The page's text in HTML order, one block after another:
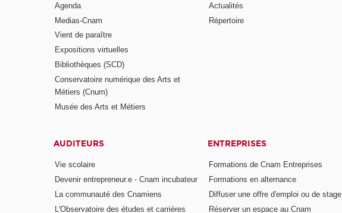
Agenda
Medias-Cnam
Vient de paraître
Expositions virtuelles
Bibliothèques (SCD)
Conservatoire numérique des Arts et
Métiers (Cnum)
Musée des Arts et Métiers
Actualités
Répertoire
AUDITEURS
Vie scolaire
Devenir entrepreneur.e - Cnam incubateur
La communauté des Cnamiens
L'Observatoire des études et carrières
ENTREPRISES
Formations de Cnam Entreprises
Formations en alternance
Diffuser une offre d'emploi ou de stage
Réserver un espace au Cnam